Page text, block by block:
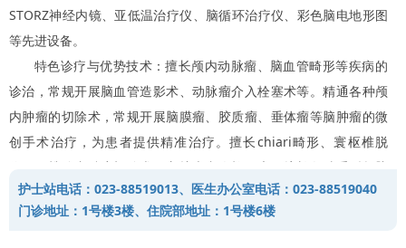
STORZ神经内镜、亚低温治疗仪、脑循环治疗仪、彩色脑电地形图
等先进设备。
特色诊疗与优势技术：擅长颅内动脉瘤、脑血管畸形等疾病的
诊治，常规开展脑血管造影术、动脉瘤介入栓塞术等。精通各种颅
内肿瘤的切除术，常规开展脑膜瘤、胶质瘤、垂体瘤等脑肿瘤的微
创手术治疗，为患者提供精准治疗。擅长chiari畸形、寰枢椎脱
位、、椎管内肿瘤切除术，守护患者脊柱健康。擅长各种重型颅脑
损伤的综合抢救治疗，以及高血压脑出血微创手术，同时开展脑外
伤及脑卒中后遗症的功能康复训练。
护士站电话：023-88519013、医生办公室电话：023-88519040
门诊地址：1号楼3楼、住院部地址：1号楼6楼